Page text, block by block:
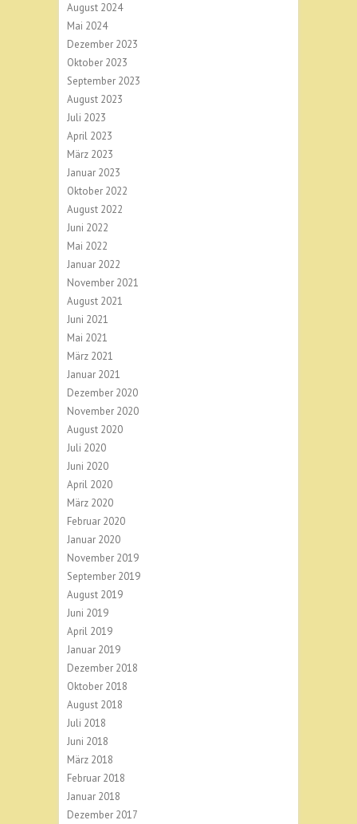
August 2024
Mai 2024
Dezember 2023
Oktober 2023
September 2023
August 2023
Juli 2023
April 2023
März 2023
Januar 2023
Oktober 2022
August 2022
Juni 2022
Mai 2022
Januar 2022
November 2021
August 2021
Juni 2021
Mai 2021
März 2021
Januar 2021
Dezember 2020
November 2020
August 2020
Juli 2020
Juni 2020
April 2020
März 2020
Februar 2020
Januar 2020
November 2019
September 2019
August 2019
Juni 2019
April 2019
Januar 2019
Dezember 2018
Oktober 2018
August 2018
Juli 2018
Juni 2018
März 2018
Februar 2018
Januar 2018
Dezember 2017